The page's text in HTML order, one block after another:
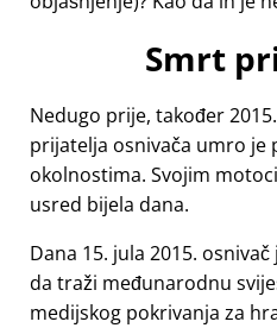
Smrt
Nedugo prije, također
prijatelja osnivača umro je
okolnostima. Svojim
usred bijela dana.
Dana 15. jula 2015.
da traži međunarodnu
medijskog pokrivanja za